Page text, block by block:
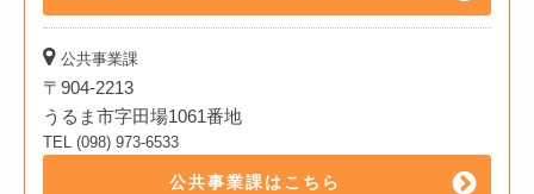
公共事業課
〒904-2213
うるま市字田場1061番地
TEL (098) 973-6533
公共事業課はこちら